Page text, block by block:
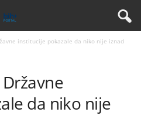
institucije pokazale da niko nije iznad
da niko nije